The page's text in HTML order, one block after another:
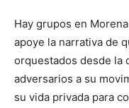
Hay grupos en
apoye la narrativa de
orquestados desde la
adversarios a su
su vida privada para